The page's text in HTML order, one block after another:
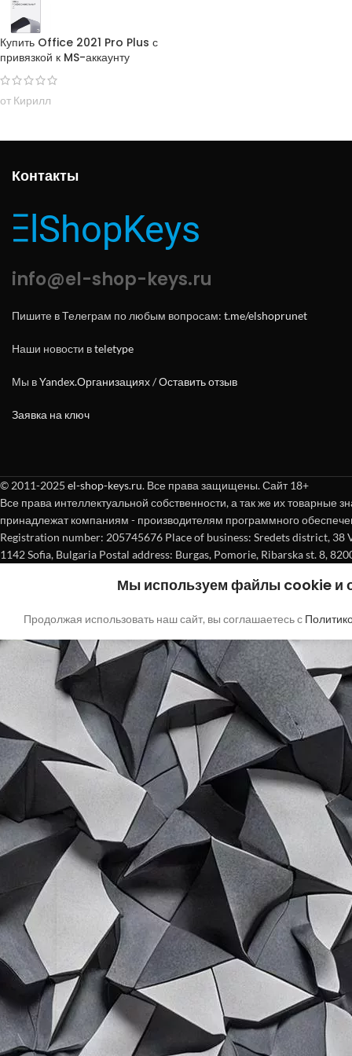
Купить Office 2021 Pro Plus с
привязкой к MS-аккаунту
от Кирилл
Контакты
info@el-shop-keys.ru
Пишите в Телеграм по любым вопросам: t.me/elshoprunet
Наши новости вteletype
Мы вYandex.Организациях/Оставить отзыв
Заявка на ключ
© 2011-2025 el-shop-keys.ru. Все права защищены. Сайт 18+
Все права интеллектуальной собственности, а так же их товарные
принадлежат компаниям - производителям программного
Registration number: 205745676 Place of business: Sredets district, 38
1142 Sofia, Bulgaria Postal address: Burgas, Pomorie, Ribarska st. 8,
Мы используем файлы cookie и
Продолжая использовать наш сайт, вы соглашаетесь с